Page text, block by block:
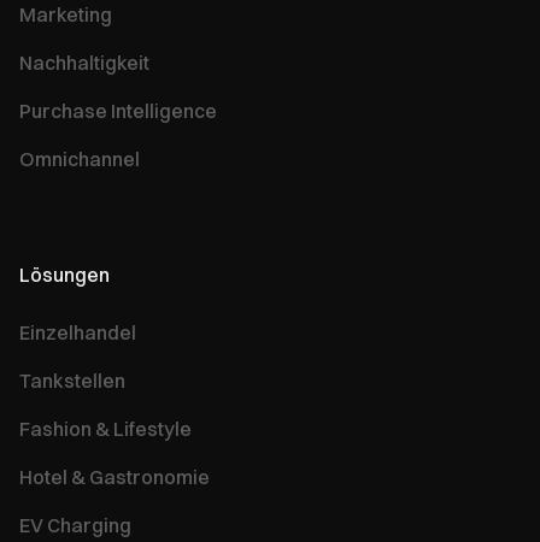
Marketing
Nachhaltigkeit
Purchase Intelligence
Omnichannel
Lösungen
Einzelhandel
Tankstellen
Fashion & Lifestyle
Hotel & Gastronomie
EV Charging